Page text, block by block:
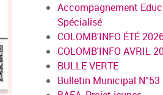
Accompagnement
Spécialisé
COLOMB'INFO ÉTÉ
COLOMB'INFO AVRIL
BULLE VERTE
Bulletin Municipal N°53